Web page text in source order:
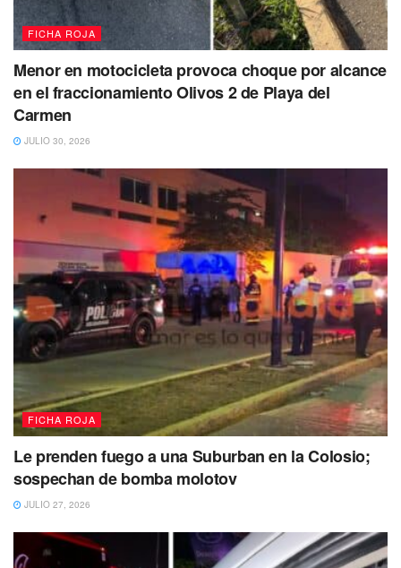
FICHA ROJA
Menor en motocicleta provoca choque por alcance
en el fraccionamiento Olivos 2 de Playa del
Carmen
JULIO 30, 2026
FICHA ROJA
Le prenden fuego a una Suburban en la Colosio;
sospechan de bomba molotov
JULIO 27, 2026